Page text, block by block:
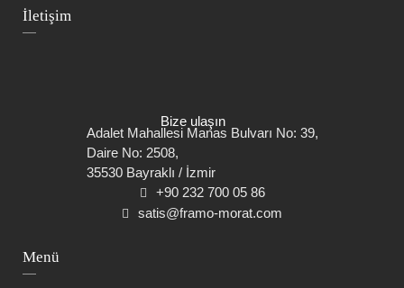
Menü
İletişim
Bize ulaşın
Adalet Mahallesi Manas Bulvarı No: 39,
Daire No: 2508,
35530 Bayraklı / İzmir
+90 232 700 05 86
satis@framo-morat.com